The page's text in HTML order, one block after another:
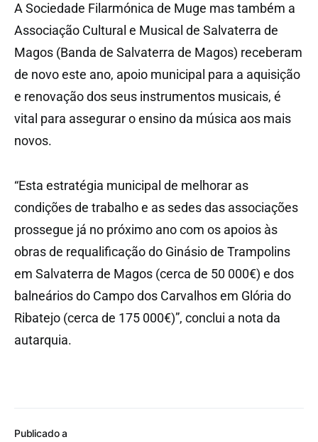
Publicado a
A Sociedade Filarmónica de Muge mas também a
Associação Cultural e Musical de Salvaterra de
Magos (Banda de Salvaterra de Magos) receberam
de novo este ano, apoio municipal para a aquisição
e renovação dos seus instrumentos musicais, é
vital para assegurar o ensino da música aos mais
novos.
“Esta estratégia municipal de melhorar as
condições de trabalho e as sedes das associações
prossegue já no próximo ano com os apoios às
obras de requalificação do Ginásio de Trampolins
em Salvaterra de Magos (cerca de 50 000€) e dos
balneários do Campo dos Carvalhos em Glória do
Ribatejo (cerca de 175 000€)”, conclui a nota da
autarquia.